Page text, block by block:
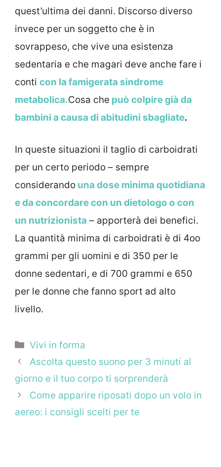
quest’ultima dei danni. Discorso diverso
invece per un soggetto che è in
sovrappeso, che vive una esistenza
sedentaria e che magari deve anche fare i
conti con la famigerata sindrome
metabolica.Cosa che può colpire già da
bambini a causa di abitudini sbagliate.
In queste situazioni il taglio di carboidrati
per un certo periodo – sempre
considerando una dose minima quotidiana
e da concordare con un dietologo o con
un nutrizionista – apporterà dei benefici.
La quantità minima di carboidrati è di 4oo
grammi per gli uomini e di 350 per le
donne sedentari, e di 700 grammi e 650
per le donne che fanno sport ad alto
livello.
Categorie
Vivi in forma
Ascolta questo suono per 3 minuti al
giorno e il tuo corpo ti sorprenderà
Come apparire riposati dopo un volo in
aereo: i consigli scelti per te